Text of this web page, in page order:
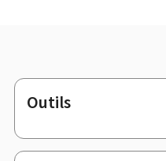
Pied
de
page
Outils